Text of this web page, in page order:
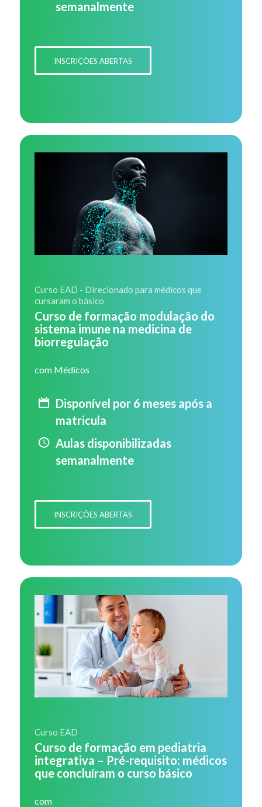
semanalmente
INSCRIÇÕES ABERTAS
Curso EAD - Direcionado para médicos que
cursaram o básico
Curso de formação modulação do
sistema imune na medicina de
biorregulação
com Médicos
Disponível por 6 meses após a
matricula
Aulas disponibilizadas
semanalmente
INSCRIÇÕES ABERTAS
Curso EAD
Curso de formação em pediatria
integrativa – Pré-requisito: médicos
que concluíram o curso básico
com